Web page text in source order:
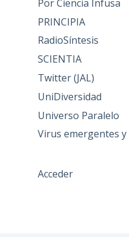
Por Ciencia Infusa
PRINCIPIA
RadioSíntesis
SCIENTIA
Twitter (JAL)
UniDiversidad
Universo Paralelo
Virus emergentes
Acceder